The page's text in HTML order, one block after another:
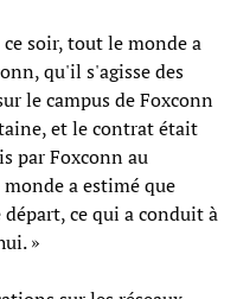
soir, tout le monde a
qu'il s'agisse des
le campus de Foxconn
et le contrat était
par Foxconn au
a estimé que
ce qui a conduit à
»